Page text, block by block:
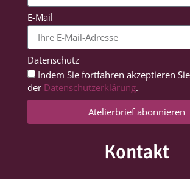
E-Mail
Datenschutz
Indem Sie fortfahren akzeptieren
der Datenschutzerklärung.
Atelierbrief abonnieren
Kontakt